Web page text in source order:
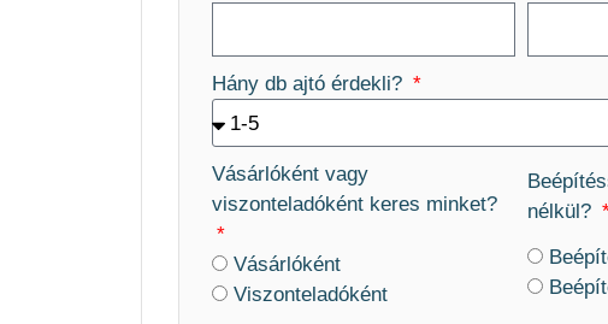
Hány db ajtó érdekli?
Vásárlóként vagy
viszonteladóként keres minket?
Vásárlóként
Viszonteladóként
nélkül?